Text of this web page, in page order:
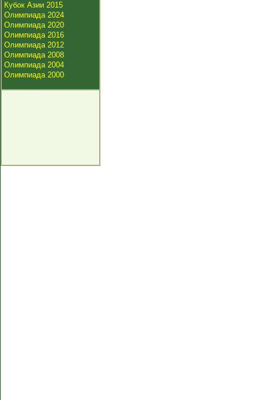
Кубок Азии 2015
Олимпиада 2024
Олимпиада 2020
Олимпиада 2016
Олимпиада 2012
Олимпиада 2008
Олимпиада 2004
Олимпиада 2000